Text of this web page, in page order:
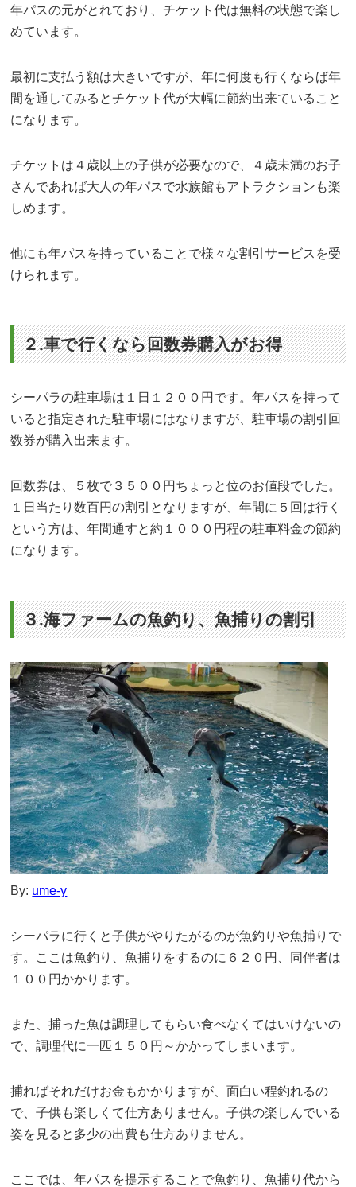
年パスの元がとれており、チケット代は無料の状態で楽し
めています。
最初に支払う額は大きいですが、年に何度も行くならば年
間を通してみるとチケット代が大幅に節約出来ていること
になります。
チケットは４歳以上の子供が必要なので、４歳未満のお子
さんであれば大人の年パスで水族館もアトラクションも楽
しめます。
他にも年パスを持っていることで様々な割引サービスを受
けられます。
２.車で行くなら回数券購入がお得
シーパラの駐車場は１日１２００円です。年パスを持って
いると指定された駐車場にはなりますが、駐車場の割引回
数券が購入出来ます。
回数券は、５枚で３５００円ちょっと位のお値段でした。
１日当たり数百円の割引となりますが、年間に５回は行く
という方は、年間通すと約１０００円程の駐車料金の節約
になります。
３.海ファームの魚釣り、魚捕りの割引
By: ume-y
シーパラに行くと子供がやりたがるのが魚釣りや魚捕りで
す。ここは魚釣り、魚捕りをするのに６２０円、同伴者は
１００円かかります。
また、捕った魚は調理してもらい食べなくてはいけないの
で、調理代に一匹１５０円～かかってしまいます。
捕ればそれだけお金もかかりますが、面白い程釣れるの
で、子供も楽しくて仕方ありません。子供の楽しんでいる
姿を見ると多少の出費も仕方ありません。
ここでは、年パスを提示することで魚釣り、魚捕り代から